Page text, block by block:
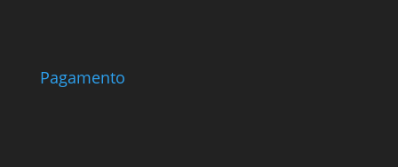
Pagamento